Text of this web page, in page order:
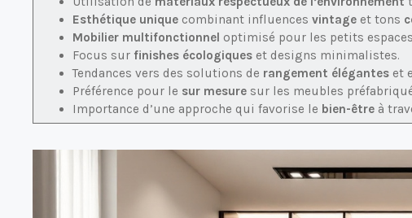
Esthétique uniquecombinant influences vintageet tons
Mobilier multifonctionnel optimisé pour les petits
Focus sur finishes écologiqueset designs minimalistes.
Tendances vers des solutions de rangement éléganteset
Préférence pour le sur mesuresur les meubles
Importance d’une approche qui favorise le bien-êtreà